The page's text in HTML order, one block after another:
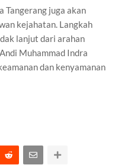
Tangerang juga akan
kejahatan. Langkah
lanjut dari arahan
Muhammad Indra
dan kenyamanan